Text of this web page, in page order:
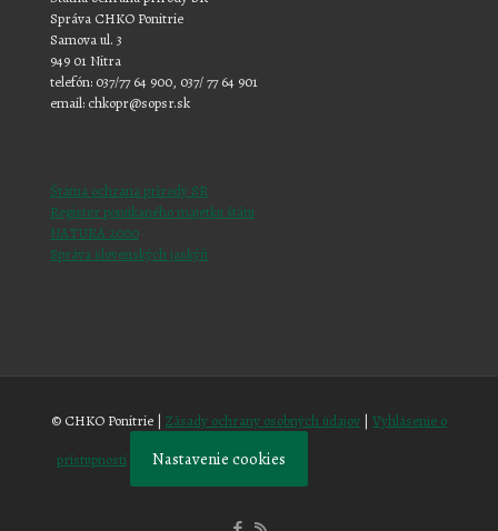
Správa CHKO Ponitrie
Samova ul. 3
949 01 Nitra
telefón: 037/77 64 900, 037/ 77 64 901
email: chkopr@sopsr.sk
Štátna ochrana prírody SR
Register ponúkaného majetku štátu
NATURA 2000
Správa slovenských jaskýň
© CHKO Ponitrie | Zásady ochrany osobných údajov | Vyhlásenie o
prístupnosti Nastavenie cookies